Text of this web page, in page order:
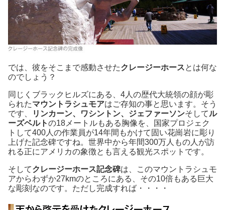
では、彼をそこまで感動させたクレージーホースとは何な
のでしょう？
同じくブラックヒルズにある、4人の歴代大統領の顔が彫
られたマウントラシュモアはご存知の事と思います。そう
です、
リンカーン、ワシントン、ジェファーソンそしてル
ーズベルトの18メートルもある胸像を、国家プロジェク
トして400人の作業員が14年間もかけて固い花崗岩に彫り
上げた記念碑ですね。世界中から年間300万人もの人が訪
れる正にアメリカの象徴とも言える観光スポットです。
そしてクレージーホース記念碑は、このマウントラシュモ
アからわずか27kmのところにある、その10倍もある巨大
な彫刻なのです。ただし完成すれば・・・・